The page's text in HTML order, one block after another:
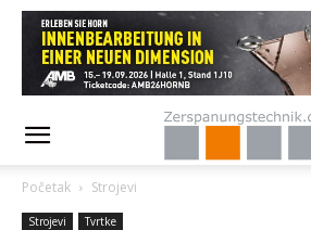
Početak Strojevi
Strojevi Tvrtke